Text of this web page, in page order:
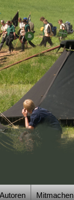
Autoren Mitmachen